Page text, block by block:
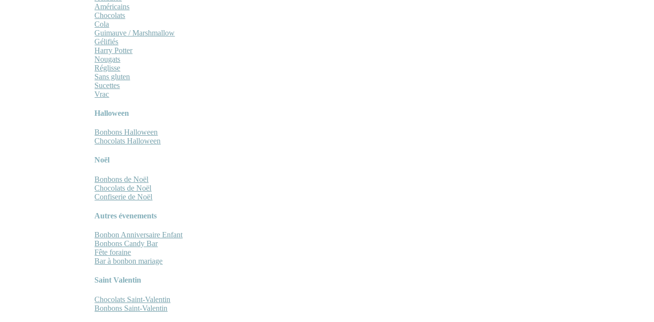
Américains
Chocolats
Cola
Guimauve / Marshmallow
Gélifiés
Harry Potter
Nougats
Réglisse
Sans gluten
Sucettes
Vrac
Halloween
Bonbons Halloween
Chocolats Halloween
Noël
Bonbons de Noël
Chocolats de Noël
Confiserie de Noël
Autres évenements
Bonbon Anniversaire Enfant
Bonbons Candy Bar
Fête foraine
Bar à bonbon mariage
Saint Valentin
Chocolats Saint-Valentin
Bonbons Saint-Valentin